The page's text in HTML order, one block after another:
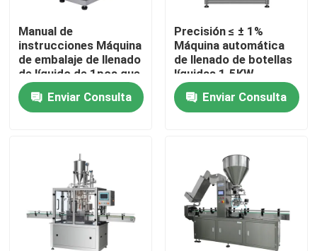
Productos
Sobre nosotros
Manual de
instrucciones Máquina
de embalaje de llenado
de líquido de 1pcs que
proporciona una
precisión igual o
inferior al 1 por ciento
Enviar Consulta
Precisión ≤ ± 1%
Máquina automática
de llenado de botellas
líquidas 1.5KW
Proporciona un
control de llenado
preciso y un mínimo de
Enviar Consulta